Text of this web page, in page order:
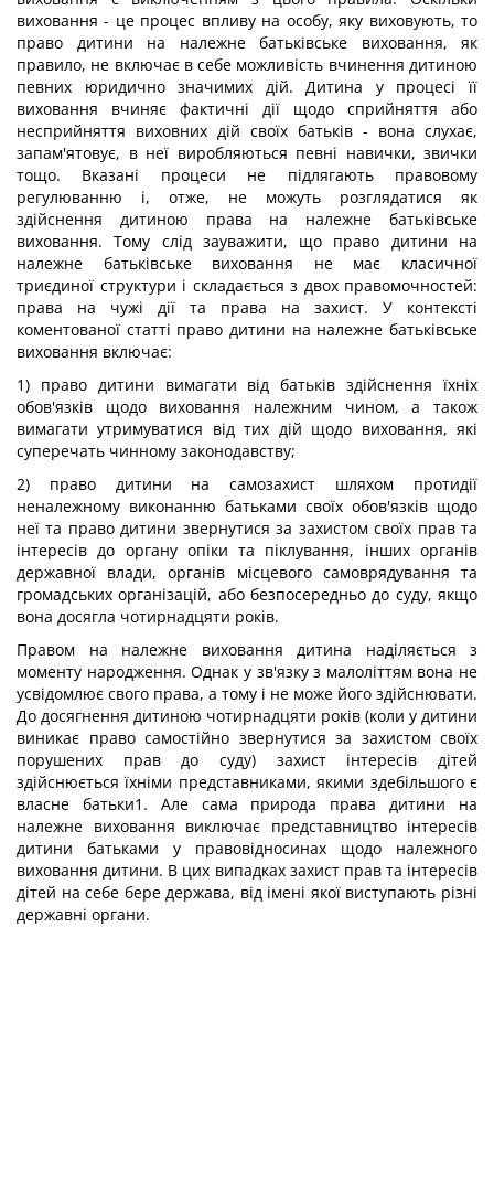
виховання - це процес впливу на особу, яку виховують, то
право дитини на належне батьківське виховання, як
правило, не включає в себе можливість вчинення дитиною
певних юридично значимих дій. Дитина у процесі її
виховання вчиняє фактичні дії щодо сприйняття або
несприйняття виховних дій своїх батьків - вона слухає,
запам'ятовує, в неї виробляються певні навички, звички
тощо. Вказані процеси не підлягають правовому
регулюванню і, отже, не можуть розглядатися як
здійснення дитиною права на належне батьківське
виховання. Тому слід зауважити, що право дитини на
належне батьківське виховання не має класичної
триєдиної структури і складається з двох правомочностей:
права на чужі дії та права на захист. У контексті
коментованої статті право дитини на належне батьківське
виховання включає:
1) право дитини вимагати від батьків здійснення їхніх
обов'язків щодо виховання належним чином, а також
вимагати утримуватися від тих дій щодо виховання, які
суперечать чинному законодавству;
2) право дитини на самозахист шляхом протидії
неналежному виконанню батьками своїх обов'язків щодо
неї та право дитини звернутися за захистом своїх прав та
інтересів до органу опіки та піклування, інших органів
державної влади, органів місцевого самоврядування та
громадських організацій, або безпосередньо до суду, якщо
вона досягла чотирнадцяти років.
Правом на належне виховання дитина наділяється з
моменту народження. Однак у зв'язку з малоліттям вона не
усвідомлює свого права, а тому і не може його здійснювати.
До досягнення дитиною чотирнадцяти років (коли у дитини
виникає право самостійно звернутися за захистом своїх
порушених прав до суду) захист інтересів дітей
здійснюється їхніми представниками, якими здебільшого є
власне батьки1. Але сама природа права дитини на
належне виховання виключає представництво інтересів
дитини батьками у правовідносинах щодо належного
виховання дитини. В цих випадках захист прав та інтересів
дітей на себе бере держава, від імені якої виступають різні
державні органи.